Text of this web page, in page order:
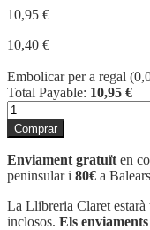
10,95 €
10,40 €
Embolicar per a regal (
Total Payable: 10,95 €
quantitat
de
ARA
ET
VEIG,
ARA
NO
Comprar
Enviament gratuït en
peninsular i 80€ a
La Llibreria Claret estarà
inclosos. Els